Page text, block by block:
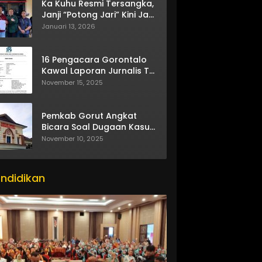
Ka Kuhu Resmi Tersangka,
Janji “Potong Jari” Kini Jadi
Bumerang
Januari 13, 2026
16 Pengacara Gorontalo
Kawal Laporan Jurnalis TV
One
November 15, 2025
Pemkab Gorut Angkat
Bicara Soal Dugaan Kasus
Asusila Oknum ASN
November 10, 2025